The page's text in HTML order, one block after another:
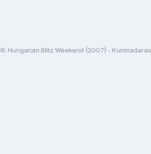
III. Hungarian Blitz Weekend (2007) - Kunmadaras